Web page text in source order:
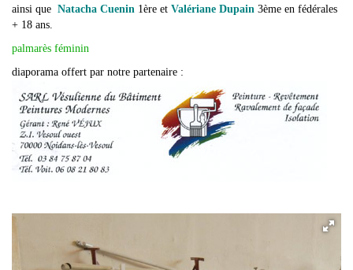
ainsi que Natacha Cuenin 1ère et Valériane Dupain 3ème en fédérales
+ 18 ans.
palmarès féminin
diaporama offert par notre partenaire :